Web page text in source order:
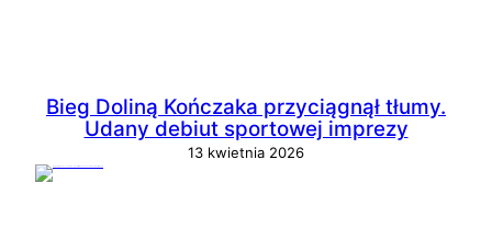
Bieg Doliną Kończaka przyciągnął tłumy.
Udany debiut sportowej imprezy
13 kwietnia 2026